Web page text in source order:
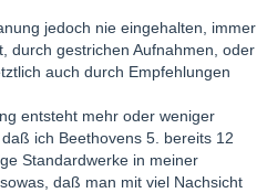
jedoch nie eingehalten, immer
durch gestrichen Aufnahmen, oder
auch durch Empfehlungen
entsteht mehr oder weniger
ich Beethovens 5. bereits 12
Standardwerke in meiner
daß man mit viel Nachsicht